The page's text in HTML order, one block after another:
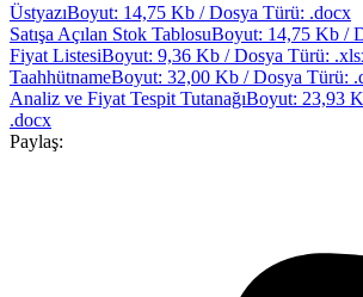
ÜstyazıBoyut: 14,75 Kb / Dosya Türü: .docx
Satışa Açılan Stok TablosuBoyut: 14,75 Kb /
Fiyat ListesiBoyut: 9,36 Kb / Dosya Türü:
TaahhütnameBoyut: 32,00 Kb / Dosya Türü:
Analiz ve Fiyat Tespit TutanağıBoyut: 23,93
.docx
Paylaş: